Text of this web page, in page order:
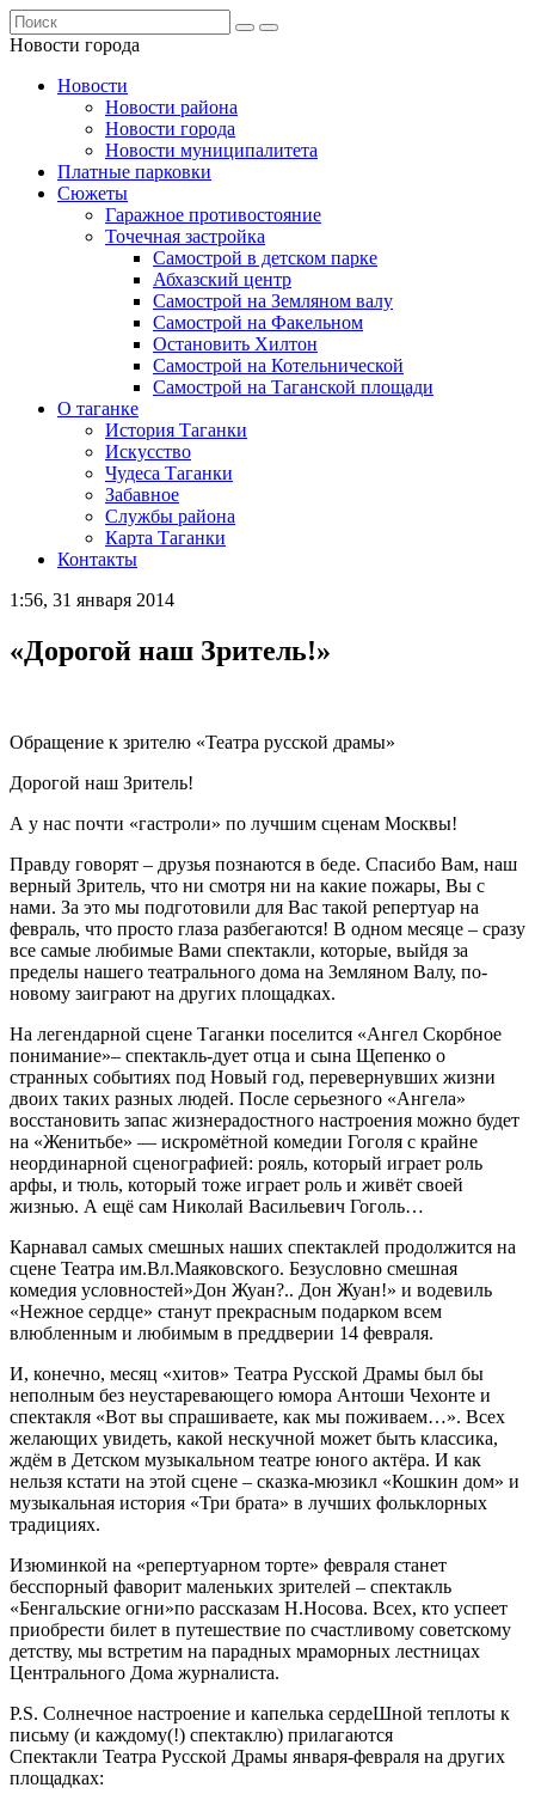
Новости города
Новости
Новости района
Новости города
Новости муниципалитета
Платные парковки
Сюжеты
Гаражное противостояние
Точечная застройка
Самострой в детском парке
Абхазский центр
Самострой на Земляном валу
Самострой на Факельном
Остановить Хилтон
Самострой на Котельнической
Самострой на Таганской площади
О таганке
История Таганки
Искусство
Чудеса Таганки
Забавное
Службы района
Карта Таганки
Контакты
1:56, 31 января 2014
«Дорогой наш Зритель!»
Обращение к зрителю «Театра русской драмы»
Дорогой наш Зритель!
А у нас почти «гастроли» по лучшим сценам Москвы!
Правду говорят – друзья познаются в беде. Спасибо Вам, наш
верный Зритель, что ни смотря ни на какие пожары, Вы с
нами. За это мы подготовили для Вас такой репертуар на
февраль, что просто глаза разбегаются! В одном месяце – сразу
все самые любимые Вами спектакли, которые, выйдя за
пределы нашего театрального дома на Земляном Валу, по-
новому заиграют на других площадках.
На легендарной сцене Таганки поселится «Ангел Скорбное
понимание»– спектакль-дует отца и сына Щепенко о
странных событиях под Новый год, перевернувших жизни
двоих таких разных людей. После серьезного «Ангела»
восстановить запас жизнерадостного настроения можно будет
на «Женитьбе» — искромётной комедии Гоголя с крайне
неординарной сценографией: рояль, который играет роль
арфы, и тюль, который тоже играет роль и живёт своей
жизнью. А ещё сам Николай Васильевич Гоголь…
Карнавал самых смешных наших спектаклей продолжится на
сцене Театра им.Вл.Маяковского. Безусловно смешная
комедия условностей»Дон Жуан?.. Дон Жуан!» и водевиль
«Нежное сердце» станут прекрасным подарком всем
влюбленным и любимым в преддверии 14 февраля.
И, конечно, месяц «хитов» Театра Русской Драмы был бы
неполным без неустаревающего юмора Антоши Чехонте и
спектакля «Вот вы спрашиваете, как мы поживаем…». Всех
желающих увидеть, какой нескучной может быть классика,
ждём в Детском музыкальном театре юного актёра. И как
нельзя кстати на этой сцене – сказка-мюзикл «Кошкин дом» и
музыкальная история «Три брата» в лучших фольклорных
традициях.
Изюминкой на «репертуарном торте» февраля станет
бесспорный фаворит маленьких зрителей – спектакль
«Бенгальские огни»по рассказам Н.Носова. Всех, кто успеет
приобрести билет в путешествие по счастливому советскому
детству, мы встретим на парадных мраморных лестницах
Центрального Дома журналиста.
P.S. Солнечное настроение и капелька сердеШной теплоты к
письму (и каждому(!) спектаклю) прилагаются
Спектакли Театра Русской Драмы января-февраля на других
площадках: